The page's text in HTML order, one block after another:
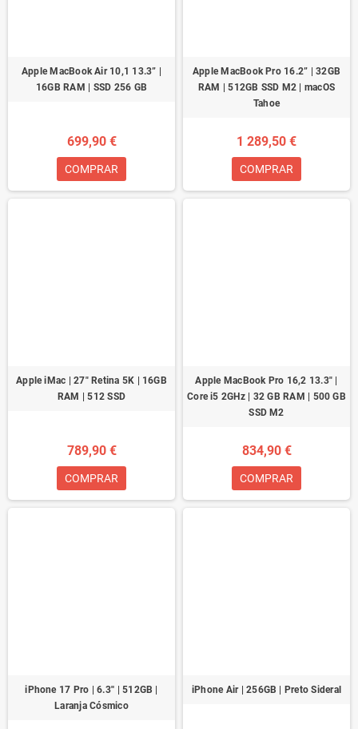
Apple MacBook Air 10,1 13.3” |
16GB RAM | SSD 256 GB
699,90 €
COMPRAR
Apple MacBook Pro 16.2” | 32GB
RAM | 512GB SSD M2 | macOS
Tahoe
1 289,50 €
COMPRAR
Apple iMac | 27" Retina 5K | 16GB
RAM | 512 SSD
789,90 €
COMPRAR
Apple MacBook Pro 16,2 13.3" |
Core i5 2GHz | 32 GB RAM | 500 GB
SSD M2
834,90 €
COMPRAR
iPhone 17 Pro | 6.3'' | 512GB |
Laranja Cósmico
iPhone Air | 256GB | Preto Sideral